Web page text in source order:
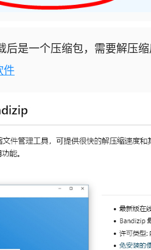
后是一个压缩包，需要解压
件